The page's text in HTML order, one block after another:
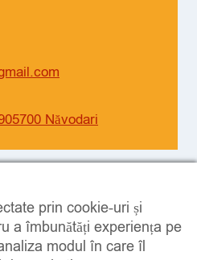
Năvodari
prin cookie-uri și
a îmbunătăți experiența pe
modul în care îl